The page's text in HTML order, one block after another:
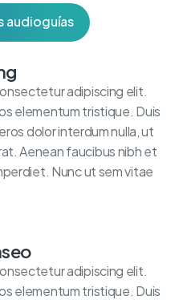
audioguías
adipiscing elit.
elementum tristique. Duis
dolor interdum nulla, ut
Aenean faucibus nibh et
Nunc ut sem vitae
adipiscing elit.
elementum tristique. Duis